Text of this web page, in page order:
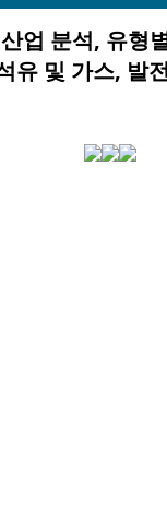
업 분석, 유형
유 및 가스, 발